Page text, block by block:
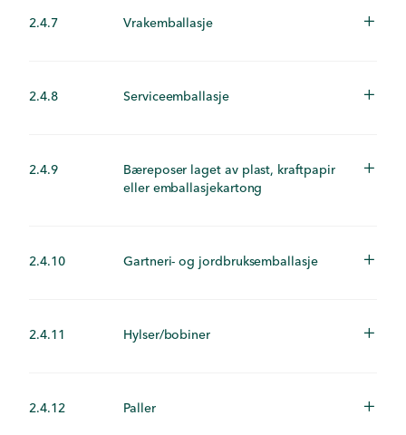
2.4.7 Vrakemballasje
2.4.8 Serviceemballasje
2.4.9
Bæreposer laget av plast, kraftpapir
eller emballasjekartong
2.4.10 Gartneri- og jordbruksemballasje
2.4.11 Hylser/bobiner
2.4.12 Paller